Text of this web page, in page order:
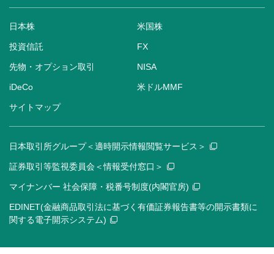
日本株 米国株
投資信託 FX
先物・オプション取引 NISA
iDeCo 米ドルMMF
サイトマップ
日本取引所グループ＜適時開示情報閲覧サービス＞
証券取引等監視委員会＜情報受付窓口＞
マイナンバー 社会保障・税番号制度(内閣官房)
EDINET(金融商品取引法に基づく有価証券報告書等の開示書類に
関する電子開示システム)